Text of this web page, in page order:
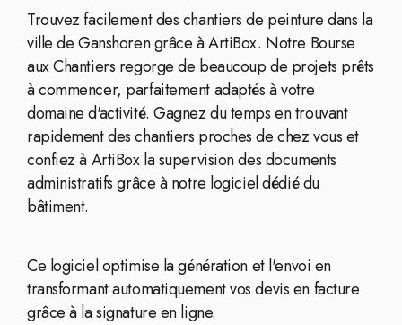
Trouvez facilement des chantiers de peinture dans la
ville de Ganshoren grâce à ArtiBox. Notre Bourse
aux Chantiers regorge de beaucoup de projets prêts
à commencer, parfaitement adaptés à votre
domaine d'activité. Gagnez du temps en trouvant
rapidement des chantiers proches de chez vous et
confiez à ArtiBox la supervision des documents
administratifs grâce à notre logiciel dédié du
bâtiment.
Ce logiciel optimise la génération et l'envoi en
transformant automatiquement vos devis en facture
grâce à la signature en ligne.